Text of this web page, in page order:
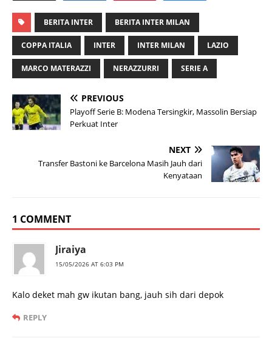
BERITA INTER BERITA INTER MILAN
COPPA ITALIA INTER INTER MILAN LAZIO
MARCO MATERAZZI NERAZZURRI SERIE A
PREVIOUS
Playoff Serie B: Modena Tersingkir, Massolin Bersiap
Perkuat Inter
NEXT
Transfer Bastoni ke Barcelona Masih Jauh dari
Kenyataan
1 COMMENT
Jiraiya
15/05/2026 AT 6:03 PM
Kalo deket mah gw ikutan bang, jauh sih dari depok
REPLY